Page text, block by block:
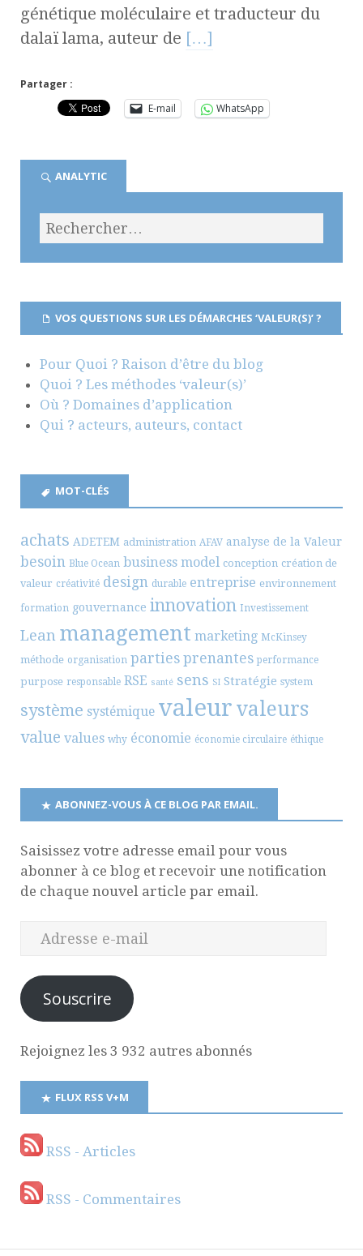
génétique moléculaire et traducteur du
dalaï lama, auteur de […]
Partager :
E-mail
WhatsApp
ANALYTIC
VOS QUESTIONS SUR LES DÉMARCHES ‘VALEUR(S)’ ?
Pour Quoi ? Raison d’être du blog
Quoi ? Les méthodes ‘valeur(s)’
Où ? Domaines d’application
Qui ? acteurs, auteurs, contact
MOT-CLÉS
achats ADETEM administration AFAV analyse de la Valeur
besoin Blue Ocean business model conception création de
valeur créativité design durable entreprise environnement
formation gouvernance innovation Investissement
Lean management marketing McKinsey
méthode organisation parties prenantes performance
purpose responsable RSE santé sens SI Stratégie system
système systémique valeur valeurs
value values why économie économie circulaire éthique
ABONNEZ-VOUS À CE BLOG PAR EMAIL.
Saisissez votre adresse email pour vous
abonner à ce blog et recevoir une notification
de chaque nouvel article par email.
Souscrire
Rejoignez les 3 932 autres abonnés
FLUX RSS V+M
RSS - Articles
RSS - Commentaires